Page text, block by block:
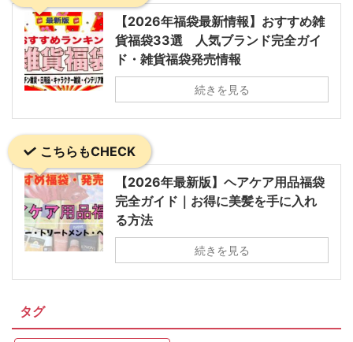
【2026年福袋最新情報】おすすめ雑
貨福袋33選 人気ブランド完全ガイ
ド・雑貨福袋発売情報
続きを見る
こちらもCHECK
【2026年最新版】ヘアケア用品福袋
完全ガイド｜お得に美髪を手に入れ
る方法
続きを見る
タグ